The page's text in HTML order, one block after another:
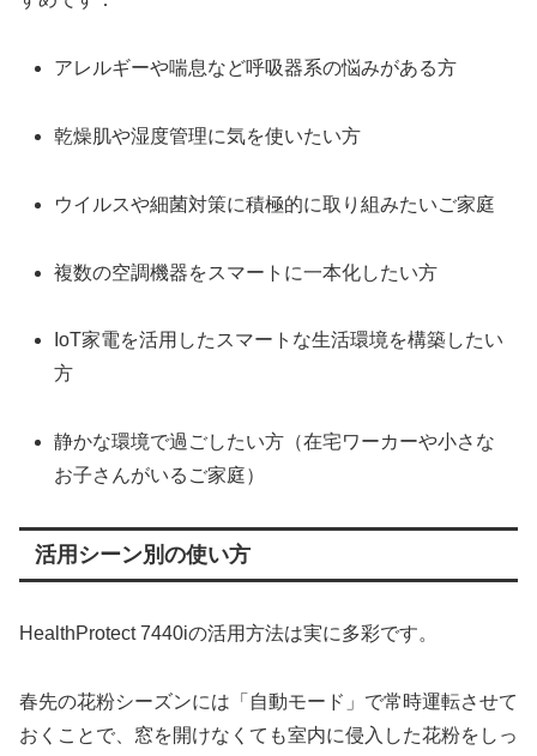
アレルギーや喘息など呼吸器系の悩みがある方
乾燥肌や湿度管理に気を使いたい方
ウイルスや細菌対策に積極的に取り組みたいご家庭
複数の空調機器をスマートに一本化したい方
IoT家電を活用したスマートな生活環境を構築したい
方
静かな環境で過ごしたい方（在宅ワーカーや小さな
お子さんがいるご家庭）
活用シーン別の使い方
HealthProtect 7440iの活用方法は実に多彩です。
春先の花粉シーズンには「自動モード」で常時運転させて
おくことで、窓を開けなくても室内に侵入した花粉をしっ